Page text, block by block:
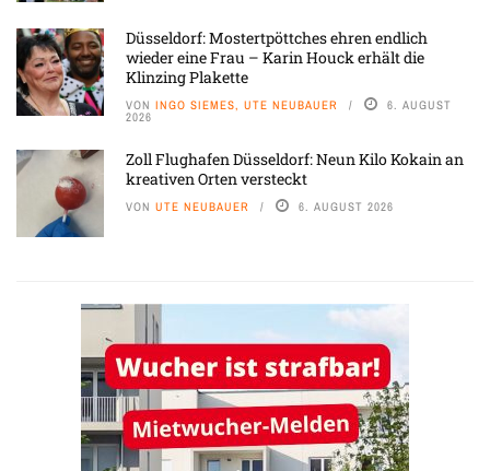
Düsseldorf: Mostertpöttches ehren endlich
wieder eine Frau – Karin Houck erhält die
Klinzing Plakette
VON INGO SIEMES, UTE NEUBAUER 6. AUGUST
2026
Zoll Flughafen Düsseldorf: Neun Kilo Kokain an
kreativen Orten versteckt
VON UTE NEUBAUER 6. AUGUST 2026